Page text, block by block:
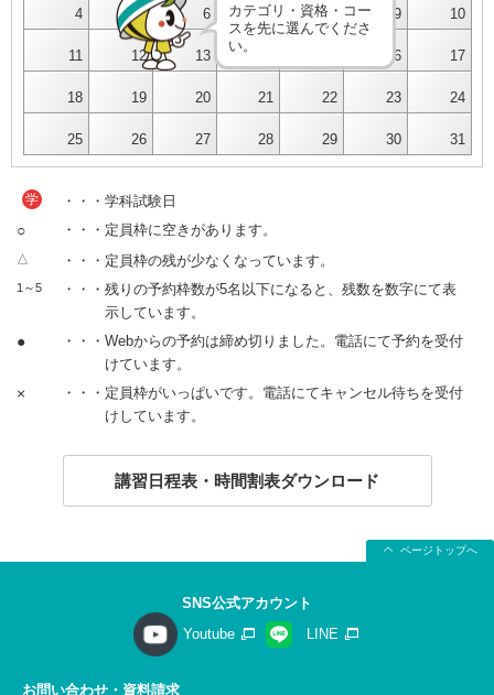
4 5 6 7 8 9 10
11 12 13 16 17
18 19 20 21 22 23 24
25 26 27 28 29 30 31
カテゴリ・資格・コー
スを先に選んでくださ
い。
学 ・・・学科試験日
○ ・・・定員枠に空きがあります。
△ ・・・定員枠の残が少なくなっています。
1～5
・・・残りの予約枠数が5名以下になると、残数を数字にて表
示しています。
●
・・・Webからの予約は締め切りました。電話にて予約を受付
けています。
×
・・・定員枠がいっぱいです。電話にてキャンセル待ちを受付
けしています。
講習日程表・時間割表ダウンロード
ページトップへ
SNS公式アカウント
Youtube
LINE
お問い合わせ・資料請求